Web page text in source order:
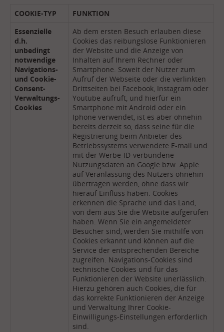
COOKIE-TYP
FUNKTION
Essenzielle
d.h.
unbedingt
notwendige
Navigations-
und Cookie-
Consent-
Verwaltungs-
Cookies
Ab dem ersten Besuch erlauben diese
Cookies das reibungslose Funktionieren
der Website und die Anzeige von
Inhalten auf Ihrem Rechner oder
Smartphone. Soweit der Nutzer zum
Aufruf der Webseite oder die verlinkten
Drittseiten bei Facebook, Instagram oder
Youtube aufruft, und hierfür ein
Smartphone mit Android oder ein
Iphone verwendet, ist es aber ohnehin
bereits derzeit so, dass seine für die
Registrierung beim Anbieter des
Betriebssystems verwendete E-mail und
mit der Werbe-ID-verbundene
Nutzungsdaten an Google bzw. Apple
auf Veranlassung des Nutzers ohnehin
übertragen werden, ohne dass wir
hierauf Einfluss haben. Cookies
erkennen die Sprache und das Land,
von dem aus Sie die Website aufgerufen
haben. Wenn Sie ein angemeldeter
Besucher sind, werden Sie mithilfe von
Cookies erkannt und können auf die
Service der entsprechenden Bereiche
zugreifen. Navigations-Cookies sind
technische Cookies und für das
Funktionieren der Website unerlässlich.
Hierzu gehören auch Cookies, die für
das korrekte Funktionieren der Anzeige
und Verwaltung Ihrer Cookie-
Einwilligungs-Einstellungen erforderlich
sind.